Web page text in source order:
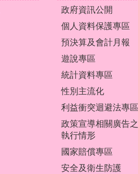
政府資訊公開
個人資料保護專區
預決算及會計月報
遊說專區
統計資料專區
性別主流化
利益衝突迴避法專區
政策宣導相關廣告之
執行情形
國家賠償專區
安全及衛生防護